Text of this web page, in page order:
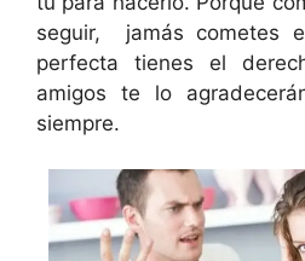
seguir, jamás cometes
perfecta tienes el
amigos te lo
siempre.